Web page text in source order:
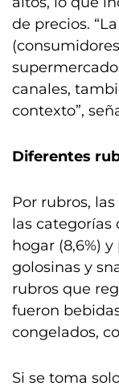
de precios.
canales,
contexto”,
Diferentes
Por rubros,
las categorías
hogar (8,6%)
golosinas y
rubros que
fueron
congelados,
Si se toma